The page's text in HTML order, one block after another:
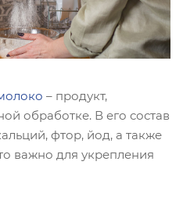
– продукт,
обработке. В его состав
фтор, йод, а также
важно для укрепления